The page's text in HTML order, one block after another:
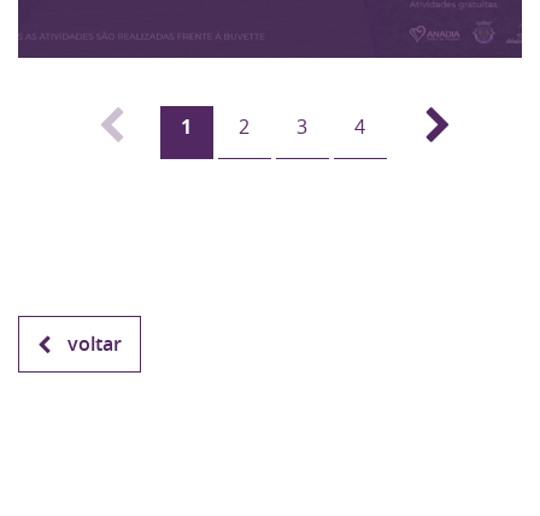
1 2 3 4
voltar